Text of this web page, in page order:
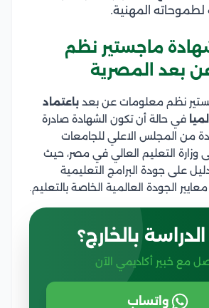
لطموحاته المهنية.
ماجستير نظم
بعد المصرية
نظم معلومات عن بعد باعتماد
في حالة أن تكون الشهادة صادرة
من المجلس الاعلي للجامعات
وزارة التعليم العالي في مصر، حيث
على جودة البرامج التعليمية
معايير الجودة العالمية الخاصة بالتعليم.
الدراسة بالخارج؟
مع خبير أكاديمي الآن
واتساب